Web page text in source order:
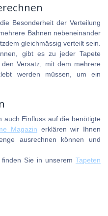
Besonderheit der Verteilung
Bahnen nebeneinander
gleichmässig verteilt sein.
gibt es zu jeder Tapete
Versatz, mit dem mehrere
werden müssen, um ein
auch Einfluss auf die benötigte
Magazin erklären wir Ihnen
ausrechnen können und
Sie in unserem Tapeten